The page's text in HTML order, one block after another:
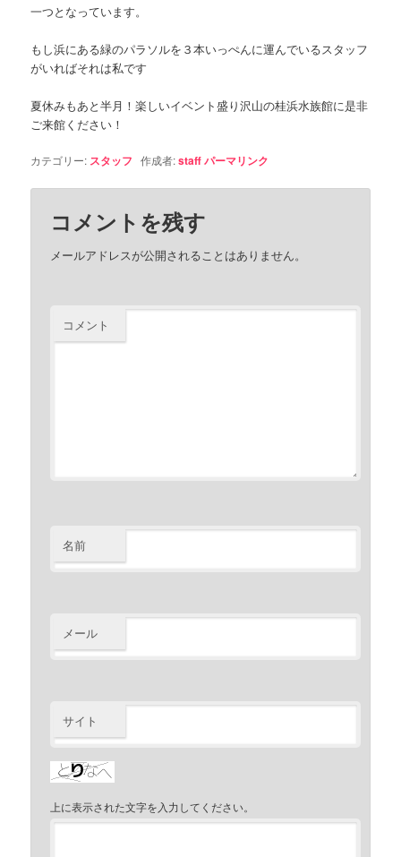
一つとなっています。
もし浜にある緑のパラソルを３本いっぺんに運んでいるスタッフ
がいればそれは私です
夏休みもあと半月！楽しいイベント盛り沢山の桂浜水族館に是非
ご来館ください！
カテゴリー: スタッフ 作成者:staffパーマリンク
コメントを残す
メールアドレスが公開されることはありません。
コメント
名前
メール
サイト
上に表示された文字を入力してください。